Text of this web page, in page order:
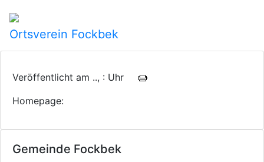
Ortsverein Fockbek
Gemeinde Fockbek
Veröffentlicht am .., : Uhr
Homepage: